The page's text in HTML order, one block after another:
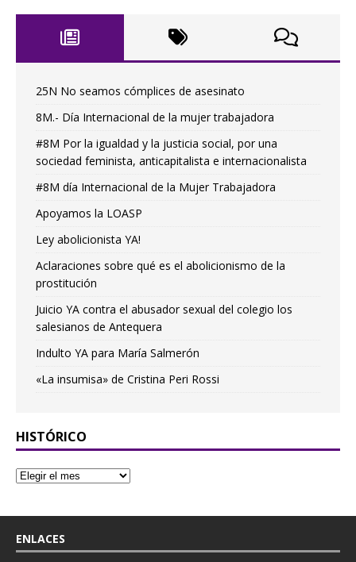
25N No seamos cómplices de asesinato
8M.- Día Internacional de la mujer trabajadora
#8M Por la igualdad y la justicia social, por una
sociedad feminista, anticapitalista e internacionalista
#8M día Internacional de la Mujer Trabajadora
Apoyamos la LOASP
Ley abolicionista YA!
Aclaraciones sobre qué es el abolicionismo de la
prostitución
Juicio YA contra el abusador sexual del colegio los
salesianos de Antequera
Indulto YA para María Salmerón
«La insumisa» de Cristina Peri Rossi
HISTÓRICO
ENLACES